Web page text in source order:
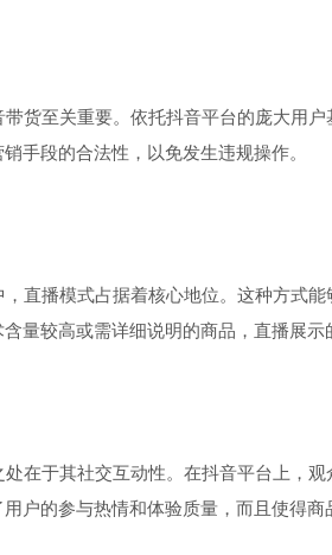
货至关重要。依托抖音平台的庞大用
手段的合法性，以免发生违规操作。
直播模式占据着核心地位。这种方式
量较高或需详细说明的商品，直播展示
在于其社交互动性。在抖音平台上，
户的参与热情和体验质量，而且使得商